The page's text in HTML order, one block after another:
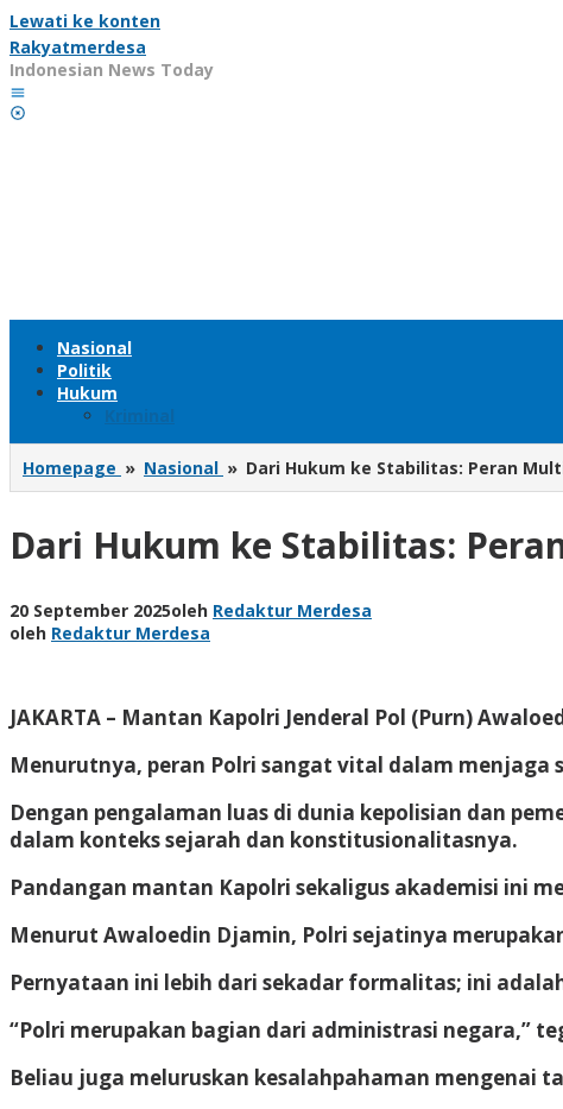
Lewati ke konten
Rakyatmerdesa
Indonesian News Today
Nasional
Politik
Hukum
Kriminal
Homepage » Nasional » Dari Hukum ke Stabilitas: Peran
Dari Hukum ke Stabilitas:
20 September 2025oleh Redaktur Merdesa
oleh Redaktur Merdesa
JAKARTA – Mantan Kapolri Jenderal Pol (Purn)
Menurutnya, peran Polri sangat vital dalam menjaga
Dengan pengalaman luas di dunia kepolisian dan
dalam konteks sejarah dan konstitusionalitasnya.
Pandangan mantan Kapolri sekaligus akademisi ini
Menurut Awaloedin Djamin, Polri sejatinya
Pernyataan ini lebih dari sekadar formalitas; ini
“Polri merupakan bagian dari administrasi negara,”
Beliau juga meluruskan kesalahpahaman mengenai